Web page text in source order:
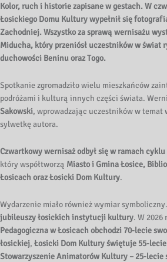
Kolor, ruch i historie zapisane w gestach. W
Łosickiego Domu Kultury wypełnił się
Zachodniej. Wszystko za sprawą wernisażu
Miducha, który przeniósł uczestników w świat
duchowości Beninu oraz Togo.
Spotkanie zgromadziło wielu mieszkańców
podróżami i kulturą innych części świata.
Sakowski, wprowadzając uczestników w temat
sylwetkę autora.
Czwartkowy wernisaż odbył się w ramach
który współtworzą Miasto i Gmina Łosice,
Łosicach oraz Łosicki Dom Kultury.
Wydarzenie miało również wymiar
jubileuszy łosickich instytucji kultury. W 2026
Pedagogiczna w Łosicach obchodzi 70-lecie
łosickiej, Łosicki Dom Kultury świętuje 55-lecie
Stowarzyszenie Animatorów Kultury – 25-lecie